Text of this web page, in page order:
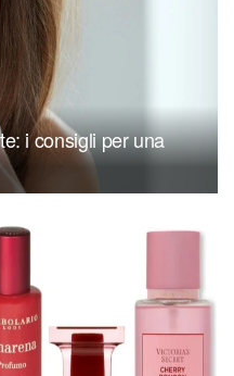
i consigli per una